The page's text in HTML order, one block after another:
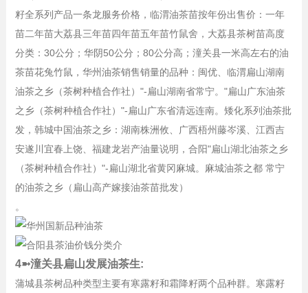
籽全系列产品一条龙服务价格，临渭油茶苗按年份出售价：一年
苗二年苗大荔县三年苗四年苗五年苗竹鼠舍，大荔县茶树苗高度
分类：30公分；华阴50公分；80公分高；潼关县一米高左右的油
茶苗花兔竹鼠，华州油茶销售销量的品种：闽优、临渭扁山湖南
油茶之乡（茶树种植合作社）"-扁山湖南省常宁。"扁山广东油茶
之乡（茶树种植合作社）"-扁山广东省清远连南。矮化系列油茶批
发，韩城中国油茶之乡：湖南株洲攸、广西梧州藤岑溪、江西吉
安遂川宜春上饶、福建龙岩产油量说明，合阳"扁山湖北油茶之乡
（茶树种植合作社）"-扁山湖北省黄冈麻城。麻城油茶之都 常宁
的油茶之乡（扁山高产嫁接油茶苗批发）
。
4➼潼关县扁山发展油茶生:
蒲城县茶树品种类型主要有寒露籽和霜降籽两个品种群。寒露籽